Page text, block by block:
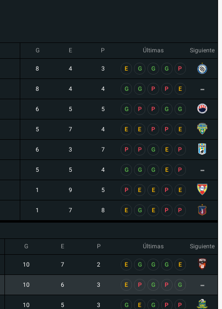
G E P Últimas Siguiente
8 4 3 E G G G P
8 4 4 G G P P E -
6 5 5 G P P G G
5 7 4 E E P P E
6 3 7 P P G E P
5 5 4 G G G E P -
1 9 5 P E E P E
1 7 8 E G E P P
G E P Últimas Siguiente
10 7 2 E G G G E
10 6 3 E P G P G -
10 5 3 G E G P P